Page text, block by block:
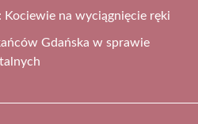
Kociewie na wyciągnięcie ręki
Gdańska w sprawie